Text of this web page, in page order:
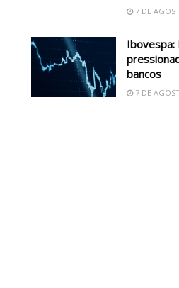
7 DE
Ibovespa:
bancos
7 DE